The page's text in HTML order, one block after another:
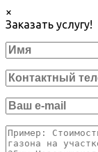
×
Заказать услугу!